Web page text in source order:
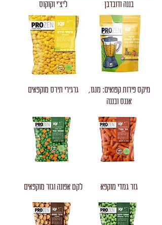
בננה ודובדבן
ליצ'י וקוקוס
מיקס פירות קפואים: מנגו,
אננס ובננה
גרגירי תירס מוקפאים
גזר גמדי מוקפא לקט אפונה וגזר מוקפאים